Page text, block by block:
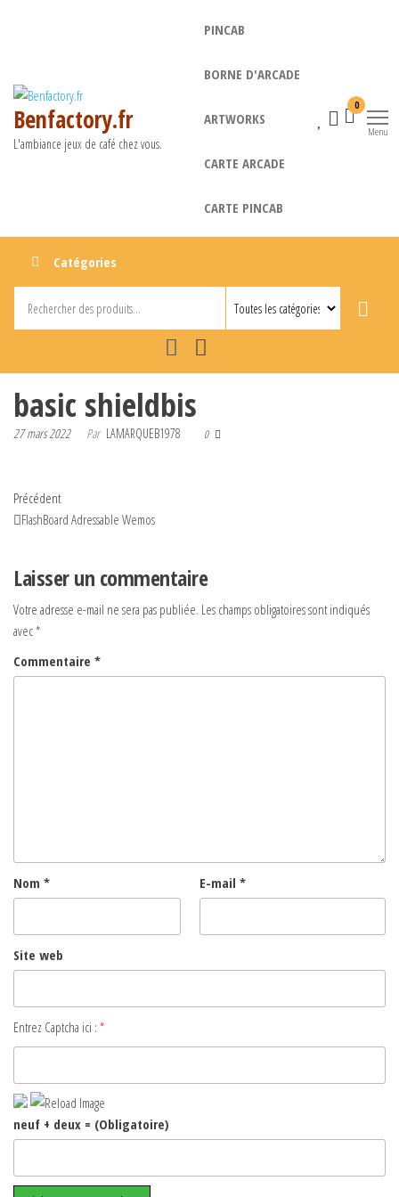
Benfactory.fr
L'ambiance jeux de café chez vous.
PINCAB
BORNE D'ARCADE
ARTWORKS
CARTE ARCADE
CARTE PINCAB
0
Menu
Catégories
basic shieldbis
27 mars 2022 Par LAMARQUEB1978 0
Navigation
de
Article
précédent
Précédent
FlashBoard Adressable Wemos
Laisser un commentaire
Votre adresse e-mail ne sera pas publiée. Les champs obligatoires sont indiqués
avec*
Commentaire *
Nom * E-mail *
Site web
Entrez Captcha ici : *
neuf + deux = (Obligatoire)